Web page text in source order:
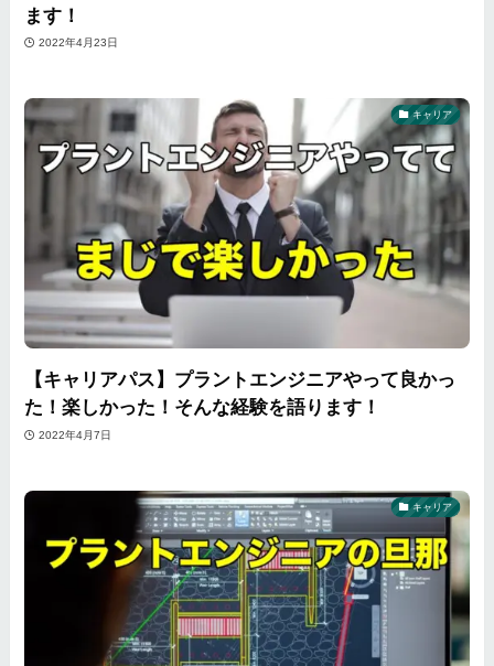
ます！
2022年4月23日
キャリア
【キャリアパス】プラントエンジニアやって良かっ
た！楽しかった！そんな経験を語ります！
2022年4月7日
キャリア